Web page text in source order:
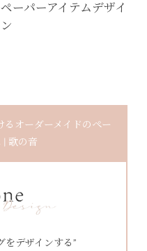
ペーパーアイテムデザイ
ン
るオーダーメイドのペー
| 歌の音
をデザインする”